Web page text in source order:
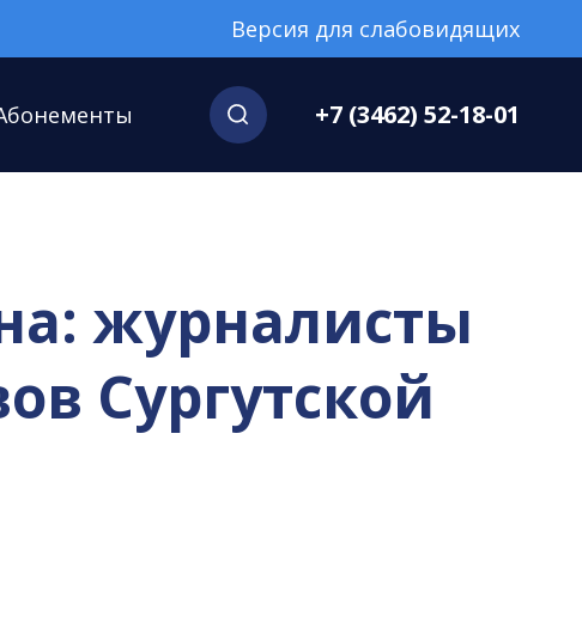
Версия для слабовидящих
+7 (3462) 52-18-01
журналисты
Сургутской